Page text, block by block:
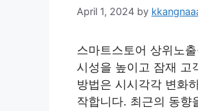
April 1, 2024 by
스마트스토어 상위노
시성을 높이고 잠재 고
방법은 시시각각 변화
작합니다. 최근의 동향